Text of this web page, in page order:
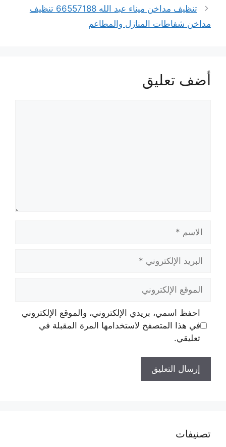
تنظيف مداخن ميناء عبد الله 66557188 تنظيف
مداخن شفاطات المنازل والمطاعم
أضف تعليق
الإلكتروني
الإلكتروني
احفظ اسمي، بريدي الإلكتروني، والموقع الإلكتروني
في هذا المتصفح لاستخدامها المرة المقبلة في
تعليقي.
تصنيفات